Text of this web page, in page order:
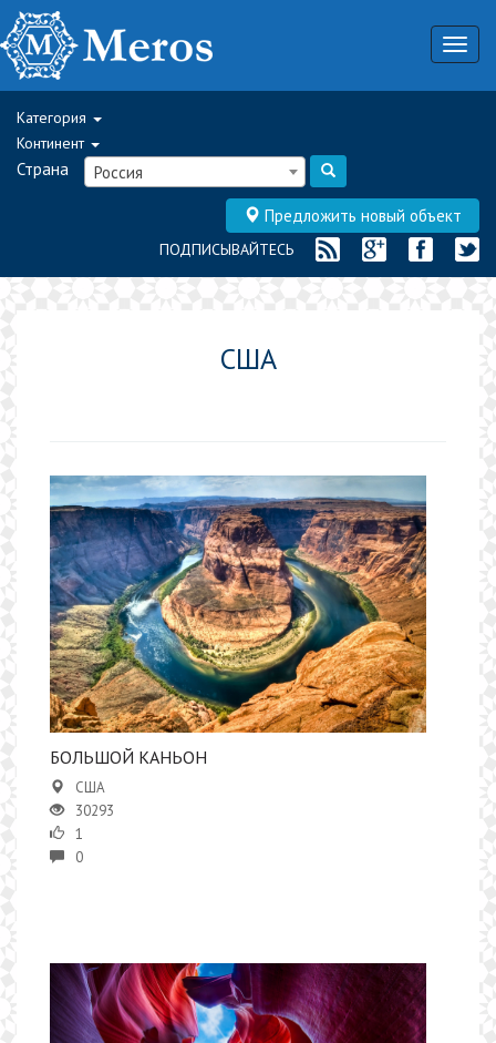
Категория
Континент
Страна Россия
Предложить новый объект
ПОДПИСЫВАЙТЕСЬ
США
​БОЛЬШОЙ КАНЬОН
США
30293
1
0